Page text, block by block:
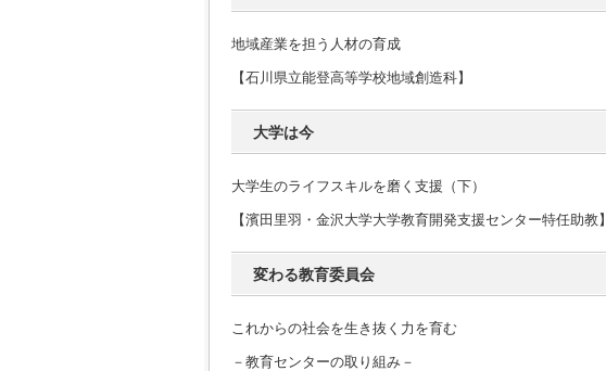
地域産業を担う人材の育成
【石川県立能登高等学校地域創造科】
大学は今
大学生のライフスキルを磨く支援（下）
【濱田里羽・金沢大学大学教育開発支援センター特任助教】
変わる教育委員会
これからの社会を生き抜く力を育む
－教育センターの取り組み－